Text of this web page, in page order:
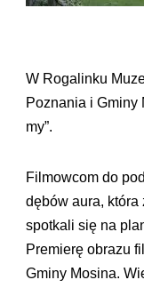
W Rogalinku
Poznania i Gminy
my”.
Filmowcom do
dębów aura, która
spotkali się na
Premierę obrazu
Gminy Mosina.